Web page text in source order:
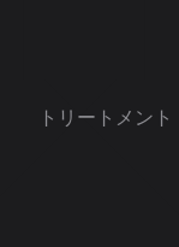
トリートメント